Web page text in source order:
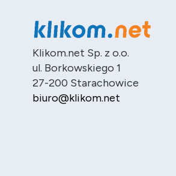
Klikom.net Sp. z o.o.
ul. Borkowskiego 1
27-200 Starachowice
biuro@klikom.net